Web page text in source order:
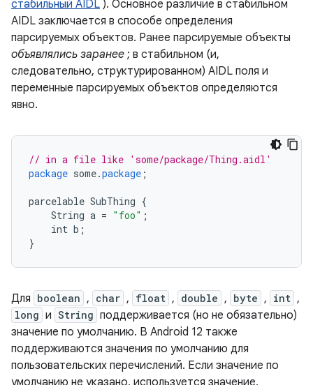
стабильный AIDL ). Основное различие в стабильном
AIDL заключается в способе определения
парсируемых объектов. Ранее парсируемые объекты
объявлялись заранее ; в стабильном (и,
следовательно, структурированном) AIDL поля и
переменные парсируемых объектов определяются
явно.
// in a file like 'some/package/Thing.aidl'
package some.package ;
parcelable SubThing {
String a = "foo" ;
int b ;
}
Для boolean , char , float , double , byte , int ,
long и String поддерживается (но не обязательно)
значение по умолчанию. В Android 12 также
поддерживаются значения по умолчанию для
пользовательских перечислений. Если значение по
умолчанию не указано, используется значение,